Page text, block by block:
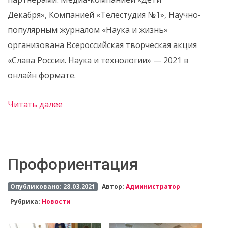
Декабря», Компанией «Телестудия №1», Научно-
популярным журналом «Наука и жизнь»
организована Всероссийская творческая акция
«Слава России. Наука и технологии» — 2021 в
онлайн формате.
Читать далее
Профориентация
Опубликовано: 28.03.2021 Автор:Администратор
Рубрика: Новости